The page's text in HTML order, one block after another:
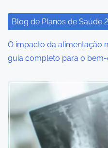
i
o
n
Blog de Planos de Saúde
O impacto da alimentação
guia completo para o